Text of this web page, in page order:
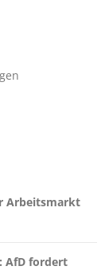
Arbeitsmarkt
AfD fordert